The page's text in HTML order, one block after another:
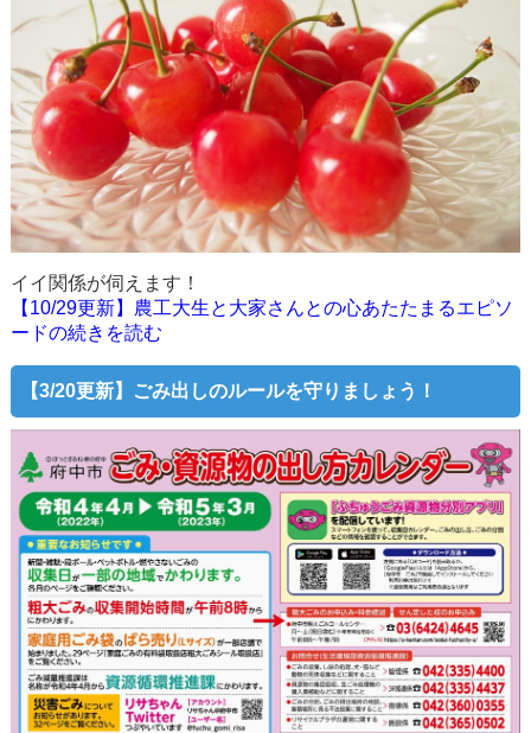
イイ関係が伺えます！
【10/29更新】農工大生と大家さんとの心あたたまるエピソ
ードの続きを読む
【3/20更新】ごみ出しのルールを守りましょう！